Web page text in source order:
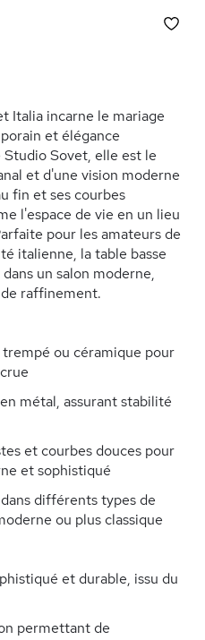
Italia incarne le mariage
et élégance
Sovet, elle est le
et d'une vision moderne
fin et ses courbes
l'espace de vie en un lieu
pour les amateurs de
italienne, la table basse
un salon moderne,
raffinement.
ou céramique pour
métal, assurant stabilité
et courbes douces pour
et sophistiqué
différents types de
ou plus classique
et durable, issu du
permettant de